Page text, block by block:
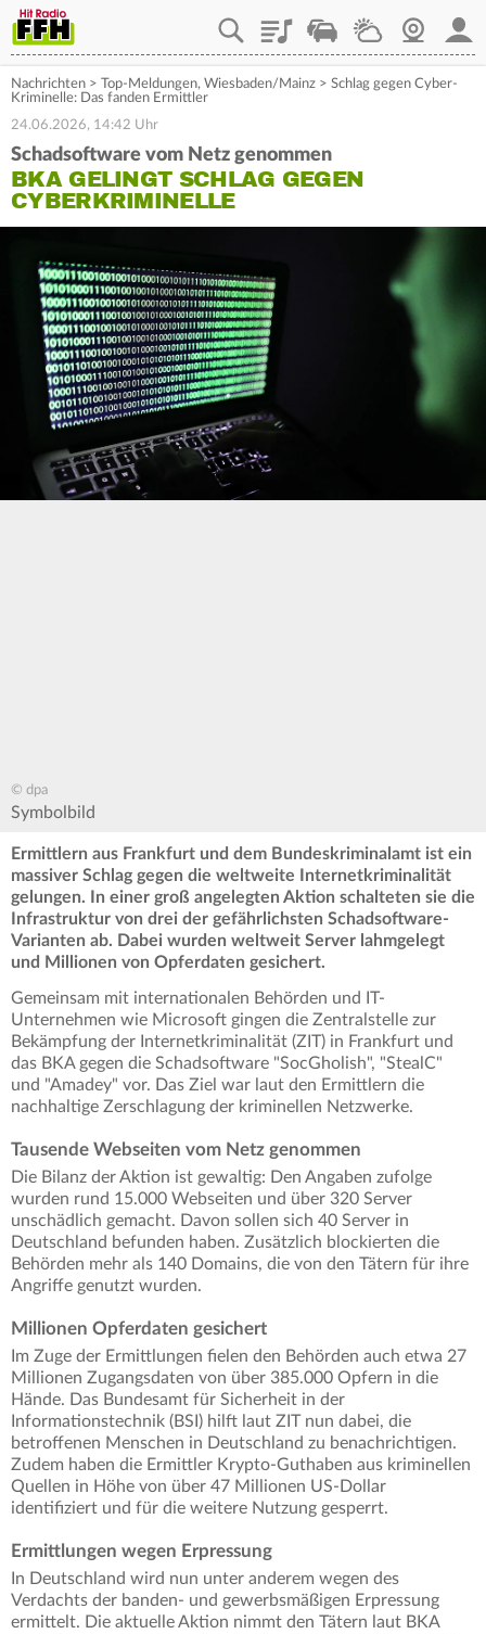
PlaylistStaupilotWetterWebcam
Nachrichten > Top-Meldungen, Wiesbaden/Mainz > Schlag gegen Cyber-
Kriminelle: Das fanden Ermittler
24.06.2026, 14:42 Uhr
Schadsoftware vom Netz genommen
BKA GELINGT SCHLAG GEGEN
CYBERKRIMINELLE
© dpa
Symbolbild
Ermittlern aus Frankfurt und dem Bundeskriminalamt ist ein
massiver Schlag gegen die weltweite Internetkriminalität
gelungen. In einer groß angelegten Aktion schalteten sie die
Infrastruktur von drei der gefährlichsten Schadsoftware-
Varianten ab. Dabei wurden weltweit Server lahmgelegt
und Millionen von Opferdaten gesichert.
Gemeinsam mit internationalen Behörden und IT-
Unternehmen wie Microsoft gingen die Zentralstelle zur
Bekämpfung der Internetkriminalität (ZIT) in Frankfurt und
das BKA gegen die Schadsoftware "SocGholish", "StealC"
und "Amadey" vor. Das Ziel war laut den Ermittlern die
nachhaltige Zerschlagung der kriminellen Netzwerke.
Tausende Webseiten vom Netz genommen
Die Bilanz der Aktion ist gewaltig: Den Angaben zufolge
wurden rund 15.000 Webseiten und über 320 Server
unschädlich gemacht. Davon sollen sich 40 Server in
Deutschland befunden haben. Zusätzlich blockierten die
Behörden mehr als 140 Domains, die von den Tätern für ihre
Angriffe genutzt wurden.
Millionen Opferdaten gesichert
Im Zuge der Ermittlungen fielen den Behörden auch etwa 27
Millionen Zugangsdaten von über 385.000 Opfern in die
Hände. Das Bundesamt für Sicherheit in der
Informationstechnik (BSI) hilft laut ZIT nun dabei, die
betroffenen Menschen in Deutschland zu benachrichtigen.
Zudem haben die Ermittler Krypto-Guthaben aus kriminellen
Quellen in Höhe von über 47 Millionen US-Dollar
identifiziert und für die weitere Nutzung gesperrt.
Ermittlungen wegen Erpressung
In Deutschland wird nun unter anderem wegen des
Verdachts der banden- und gewerbsmäßigen Erpressung
ermittelt. Die aktuelle Aktion nimmt den Tätern laut BKA